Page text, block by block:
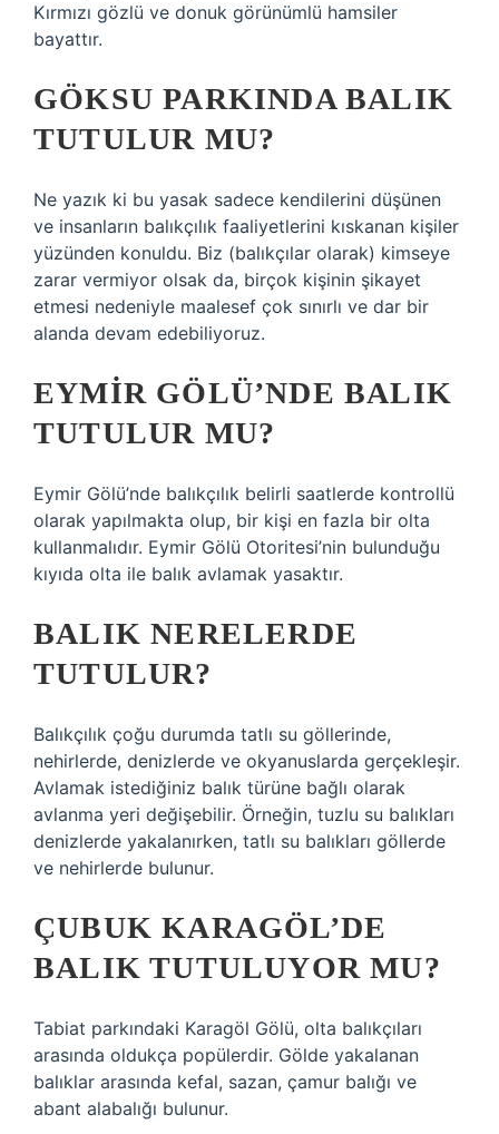
Kırmızı gözlü ve donuk görünümlü hamsiler
bayattır.
GÖKSU PARKINDA BALIK
TUTULUR MU?
Ne yazık ki bu yasak sadece kendilerini düşünen
ve insanların balıkçılık faaliyetlerini kıskanan kişiler
yüzünden konuldu. Biz (balıkçılar olarak) kimseye
zarar vermiyor olsak da, birçok kişinin şikayet
etmesi nedeniyle maalesef çok sınırlı ve dar bir
alanda devam edebiliyoruz.
EYMIR GÖLÜ’NDE BALIK
TUTULUR MU?
Eymir Gölü’nde balıkçılık belirli saatlerde kontrollü
olarak yapılmakta olup, bir kişi en fazla bir olta
kullanmalıdır. Eymir Gölü Otoritesi’nin bulunduğu
kıyıda olta ile balık avlamak yasaktır.
BALIK NERELERDE
TUTULUR?
Balıkçılık çoğu durumda tatlı su göllerinde,
nehirlerde, denizlerde ve okyanuslarda gerçekleşir.
Avlamak istediğiniz balık türüne bağlı olarak
avlanma yeri değişebilir. Örneğin, tuzlu su balıkları
denizlerde yakalanırken, tatlı su balıkları göllerde
ve nehirlerde bulunur.
ÇUBUK KARAGÖL’DE
BALIK TUTULUYOR MU?
Tabiat parkındaki Karagöl Gölü, olta balıkçıları
arasında oldukça popülerdir. Gölde yakalanan
balıklar arasında kefal, sazan, çamur balığı ve
abant alabalığı bulunur.